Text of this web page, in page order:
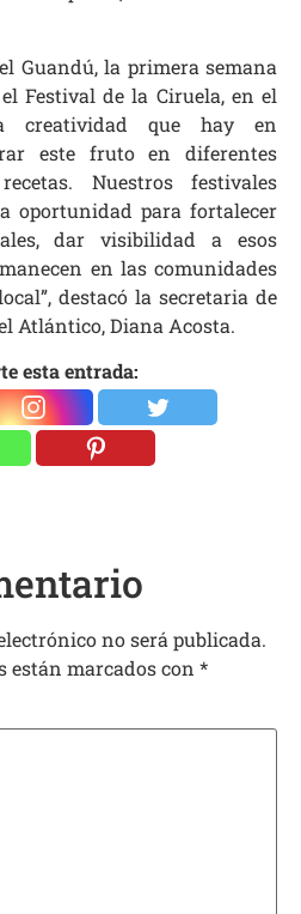
Guandú, la primera semana
Festival de la Ciruela, en el
creatividad que hay en
este fruto en diferentes
Nuestros festivales
oportunidad para fortalecer
dar visibilidad a esos
en las comunidades
destacó la secretaria de
Atlántico, Diana Acosta.
esta entrada:
no será publicada.
están marcados con *